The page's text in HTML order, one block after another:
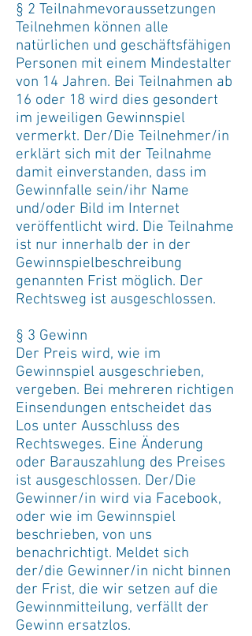
§ 2 Teilnahmevoraussetzungen
Teilnehmen können alle
natürlichen und geschäftsfähigen
Personen mit einem Mindestalter
von 14 Jahren. Bei Teilnahmen ab
16 oder 18 wird dies gesondert
im jeweiligen Gewinnspiel
vermerkt. Der/Die Teilnehmer/in
erklärt sich mit der Teilnahme
damit einverstanden, dass im
Gewinnfalle sein/ihr Name
und/oder Bild im Internet
veröffentlicht wird. Die Teilnahme
ist nur innerhalb der in der
Gewinnspielbeschreibung
genannten Frist möglich. Der
Rechtsweg ist ausgeschlossen.
§ 3 Gewinn
Der Preis wird, wie im
Gewinnspiel ausgeschrieben,
vergeben. Bei mehreren richtigen
Einsendungen entscheidet das
Los unter Ausschluss des
Rechtsweges. Eine Änderung
oder Barauszahlung des Preises
ist ausgeschlossen. Der/Die
Gewinner/in wird via Facebook,
oder wie im Gewinnspiel
beschrieben, von uns
benachrichtigt. Meldet sich
der/die Gewinner/in nicht binnen
der Frist, die wir setzen auf die
Gewinnmitteilung, verfällt der
Gewinn ersatzlos.